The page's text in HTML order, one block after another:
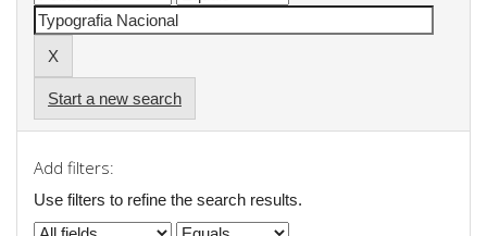
Start a new search
Add filters:
Use filters to refine the search results.